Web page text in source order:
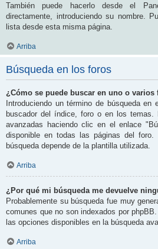
También puede hacerlo desde el
directamente, introduciendo su nombre.
lista desde esta misma página.
Arriba
Búsqueda en los foros
¿Cómo se puede buscar en uno o varios
Introduciendo un término de búsqueda en
buscador del índice, foro o en los temas.
avanzadas haciendo clic en el enlace
disponible en todas las páginas del
búsqueda depende de la plantilla utilizada.
Arriba
¿Por qué mi búsqueda me devuelve
Probablemente su búsqueda fue muy
comunes que no son indexados por
las opciones disponibles en la búsqueda
Arriba